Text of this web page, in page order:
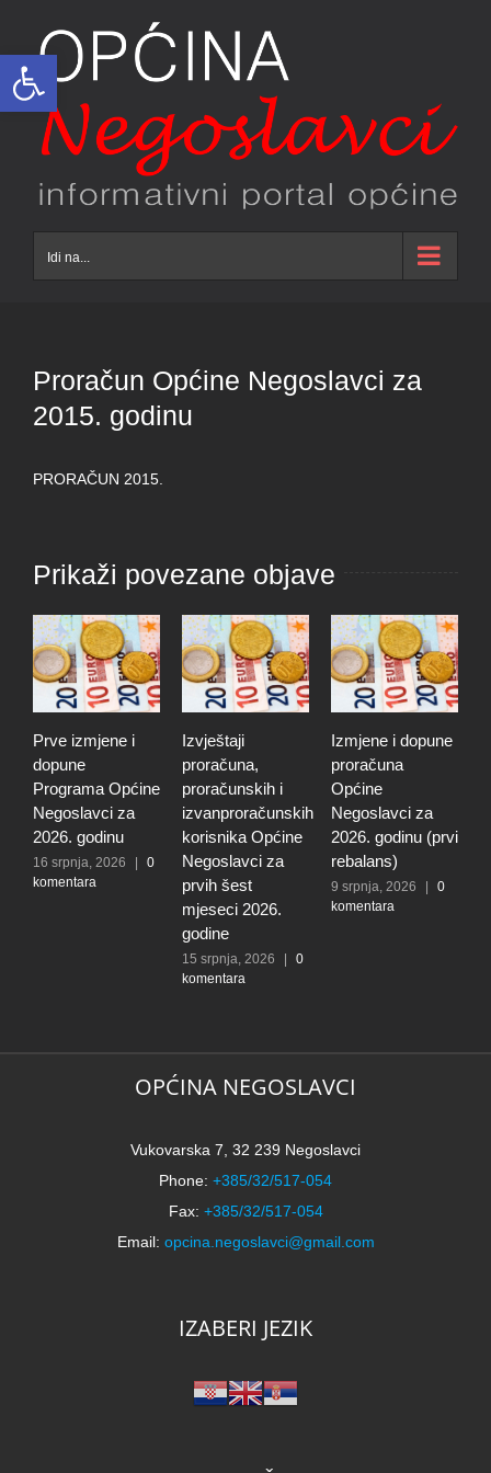
Open toolbar
content
Idi na...
Proračun Općine Negoslavci za
2015. godinu
PRORAČUN 2015.
Prikaži povezane objave
Prve izmjene i
dopune
Programa Općine
Negoslavci za
2026. godinu
16 srpnja, 2026
0
komentara
Izvještaji
proračuna,
proračunskih i
izvanproračunskih
korisnika Općine
Negoslavci za
prvih šest
mjeseci 2026.
godine
15 srpnja, 2026
0
komentara
Izmjene i dopune
proračuna
Općine
Negoslavci za
2026. godinu (prvi
rebalans)
9 srpnja, 2026
0
komentara
OPĆINA NEGOSLAVCI
Vukovarska 7, 32 239 Negoslavci
Phone: +385/32/517-054
Fax: +385/32/517-054
Email: opcina.negoslavci@gmail.com
IZABERI JEZIK